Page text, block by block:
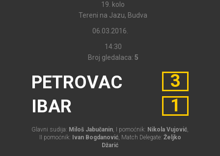
19. kolo
Tereni na Jazu, Budva
06.03.2016.
14:30
Broj gledalaca: 5
PETROVAC
IBAR
3
1
Glavni sudija: Miloš Jabučanin, I pomoćnik: Nikola Vujović,
II pomoćnik: Ivan Bogdanović, Match Delegate: Željko
Džarić